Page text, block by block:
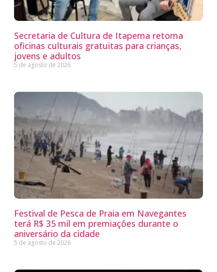
Secretaria de Cultura de Itapema retoma
oficinas culturais gratuitas para crianças,
jovens e adultos
5 de agosto de 2026
Festival de Pesca de Praia em Navegantes
terá R$ 35 mil em premiações durante o
aniversário da cidade
5 de agosto de 2026